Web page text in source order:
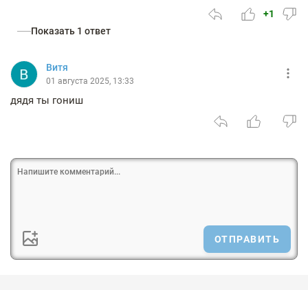
+1
Показать 1 ответ
Витя
01 августа 2025, 13:33
дядя ты гониш
ОТПРАВИТЬ